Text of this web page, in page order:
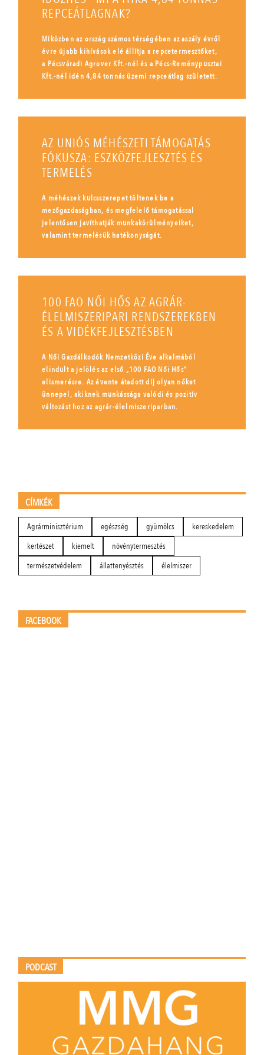
REPCEÁTLAGNAK?
Miközben az ország számos térségében az aszály évről
évre újabb kihívások elé állítja a repcetermesztőket,
a Pécsváradi Agrover Kft.-nél és a Pécs-Reménypusztai
Kft.-nél idén 4,84 tonnás üzemi repceátlag született.
AZ UNIÓS MÉHÉSZETI TÁMOGATÁS
FÓKUSZA: ESZKÖZFEJLESZTÉS ÉS
TERMELÉS
A méhészek kulcsszerepet töltenek be a
mezőgazdaságban, és megfelelő támogatással
jelentősen javíthatják munkakörülményeiket,
valamint termelésük hatékonyságát.
100 FAO NŐI HŐS AZ AGRÁR-
ÉLELMISZERIPARI RENDSZEREKBEN
ÉS A VIDÉKFEJLESZTÉSBEN
A Női Gazdálkodók Nemzetközi Éve alkalmából
elindult a jelölés az első „100 FAO Női Hős”
elismerésre. Az évente átadott díj olyan nőket
ünnepel, akiknek munkássága valódi és pozitív
változást hoz az agrár-élelmiszeriparban.
CÍMKÉK
Agrárminisztérium egészség gyümölcs
kereskedelem
kertészet
kiemelt
növénytermesztés
természetvédelem
állattenyésztés élelmiszer
FACEBOOK
PODCAST